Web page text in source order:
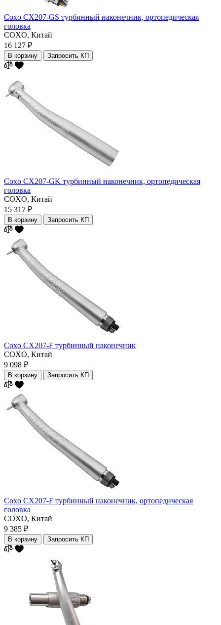
Coxo CX207-GS турбинный наконечник, ортопедическая
головка
COXO, Китай
16 127 ₽
В корзину Запросить КП
Coxo CX207-GK турбинный наконечник, ортопедическая
головка
COXO, Китай
15 317 ₽
В корзину Запросить КП
Coxo CX207-F турбинный наконечник
COXO, Китай
9 098 ₽
В корзину Запросить КП
Coxo CX207-F турбинный наконечник, ортопедическая
головка
COXO, Китай
9 385 ₽
В корзину Запросить КП